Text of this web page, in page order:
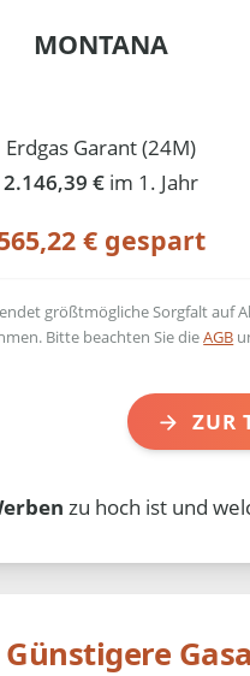
MONTANA
Erdgas Garant (24M)
2.146,39 € im 1. Jahr
€ gespart
größtmögliche Sorgfalt
Bitte beachten Sie dieAGB
ZUR
zu hoch ist und
Günstigere